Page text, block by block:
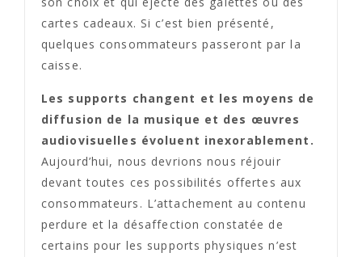
cartes cadeaux. Si c’est bien présenté,
quelques consommateurs passeront par la
caisse.
Les supports changent et les moyens de
diffusion de la musique et des œuvres
audiovisuelles évoluent inexorablement.
Aujourd’hui, nous devrions nous réjouir
devant toutes ces possibilités offertes aux
consommateurs. L’attachement au contenu
perdure et la désaffection constatée de
certains pour les supports physiques n’est